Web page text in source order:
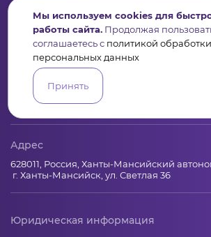
Пульс
АналитикаБаза знанийВидеокурсы
Контакты
+7 (346) 735-11-30
elkanko@ugranko.ru
Адрес
628011, Россия, Ханты-Мансийский
г. Ханты-Мансийск, ул. Светлая 36
Юридическая информация
Мы используем cookies для
работы сайта. Продолжая
соглашаетесь с политикой обработки
персональных данных
Принять